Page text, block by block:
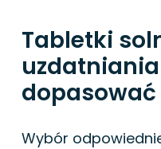
Tabletki
dopasować
Wybór